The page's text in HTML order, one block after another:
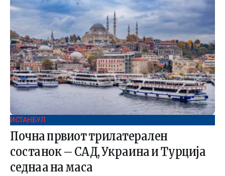
ИСТАНБУЛ
Почна првиот трилатерален
состанок – САД, Украина и Турција
седнаа на маса